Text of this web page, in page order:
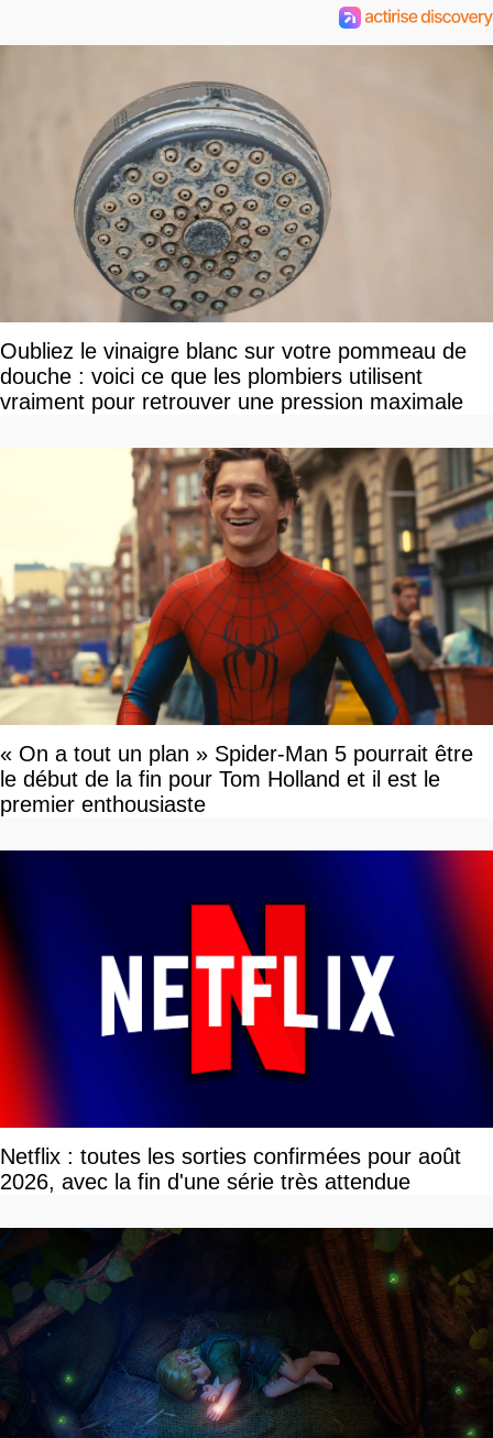
Oubliez le vinaigre blanc sur votre pommeau de
douche : voici ce que les plombiers utilisent
vraiment pour retrouver une pression maximale
« On a tout un plan » Spider-Man 5 pourrait être
le début de la fin pour Tom Holland et il est le
premier enthousiaste
Netflix : toutes les sorties confirmées pour août
2026, avec la fin d'une série très attendue